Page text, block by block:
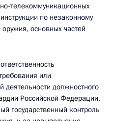
телекоммуникационных
по незаконному
основных частей
или
деятельности должностного
Российской Федерации,
государственный контроль